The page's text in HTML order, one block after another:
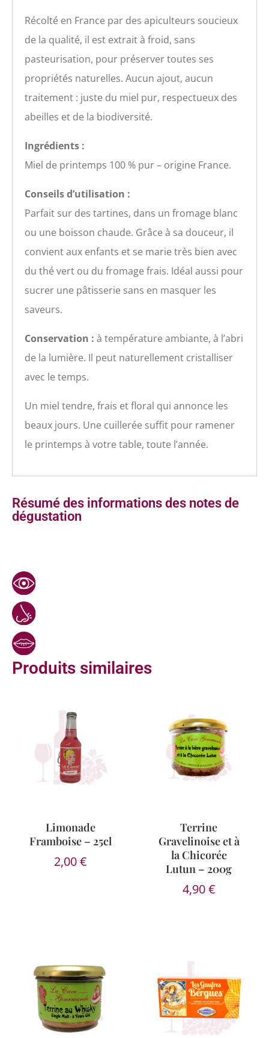
Récolté en France par des apiculteurs soucieux
de la qualité, il est extrait à froid, sans
pasteurisation, pour préserver toutes ses
propriétés naturelles. Aucun ajout, aucun
traitement : juste du miel pur, respectueux des
abeilles et de la biodiversité.
Ingrédients :
Miel de printemps 100 % pur – origine France.
Conseils d’utilisation :
Parfait sur des tartines, dans un fromage blanc
ou une boisson chaude. Grâce à sa douceur, il
convient aux enfants et se marie très bien avec
du thé vert ou du fromage frais. Idéal aussi pour
sucrer une pâtisserie sans en masquer les
saveurs.
Conservation : à température ambiante, à l’abri
de la lumière. Il peut naturellement cristalliser
avec le temps.
Un miel tendre, frais et floral qui annonce les
beaux jours. Une cuillerée suffit pour ramener
le printemps à votre table, toute l’année.
Résumé des informations des notes de
dégustation
Produits similaires
Limonade
Framboise – 25cl
2,00€
Terrine
Gravelinoise et à
la Chicorée
Lutun – 200g
4,90€